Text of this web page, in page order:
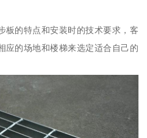
板的特点和安装时的技术要求，客
应的场地和楼梯来选定适合自己的